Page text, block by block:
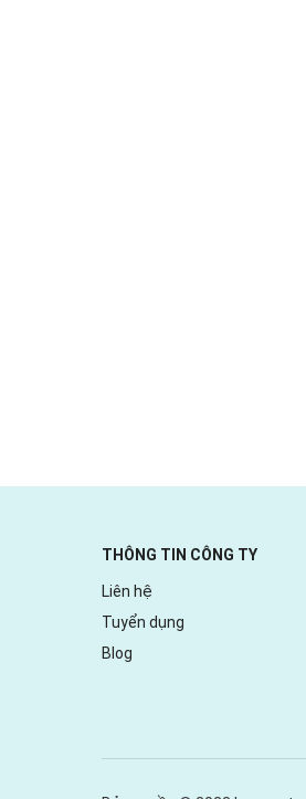
THÔNG TIN CÔNG TY
Liên hệ
Tuyển dụng
Blog